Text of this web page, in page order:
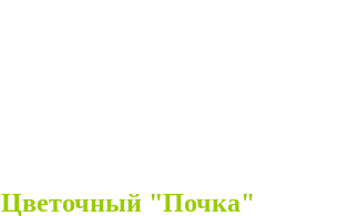
Цветочный "Почка"